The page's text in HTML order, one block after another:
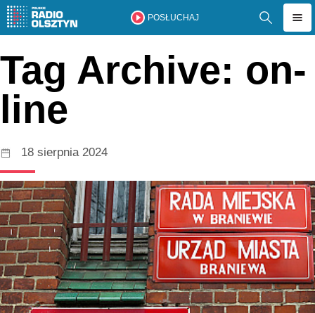
POSŁUCHAJ
Tag Archive: on-
line
18 sierpnia 2024